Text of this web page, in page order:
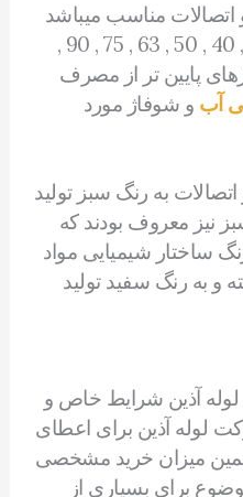
اتصالات مناسب میباشد
که در سایزهای 20 , 25 , 32 , 40 , 50 , 63 , 75 , 90 ,
سایزهای پایین تر از مصرف
آب و شوفاژ مورد
اتصالات به رنگ سبز تولید
نیز معروف بودند که
ساختار شیمیایی مواد
و به رنگ سفید تولید
لوله آذین شرایط خاص و
لوله آذین برای اعطای
میزان خرید مشخصی
برای بسیاری از